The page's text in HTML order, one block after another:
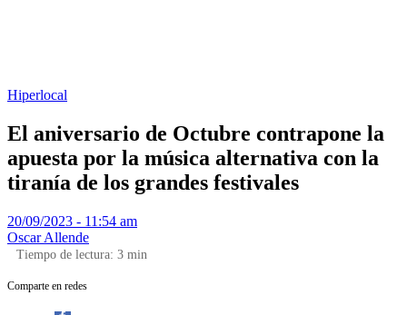
Hiperlocal
El aniversario de Octubre contrapone la
apuesta por la música alternativa con la
tiranía de los grandes festivales
20/09/2023 - 11:54 am
Oscar Allende
Tiempo de lectura: 3 min
Comparte en redes